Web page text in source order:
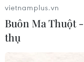
Liên hệ
Giấy phép số: 1374/
vietnamplus.vn
Buôn Ma Thuột
thụ